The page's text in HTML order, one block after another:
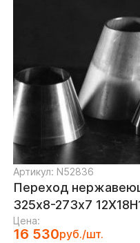
Артикул: N52836
Переход
325х8-273х7
Цена:
16 530руб./шт.